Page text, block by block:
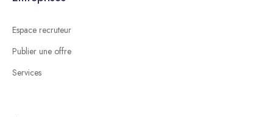
Espace recruteur
Publier une offre
Services